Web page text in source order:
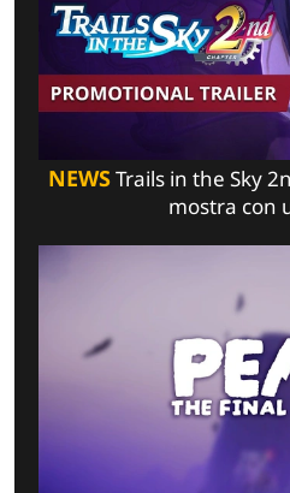
NEWSTrails in the Sky
mostra con